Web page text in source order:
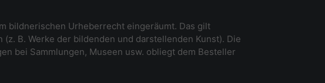
bildnerischen Urheberrecht eingeräumt. Das gilt
B. Werke der bildenden und darstellenden Kunst). Die
bei Sammlungen, Museen usw. obliegt dem Besteller